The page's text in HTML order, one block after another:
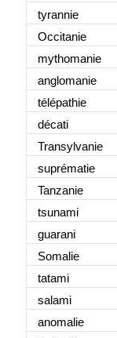
tyrannie
Occitanie
mythomanie
anglomanie
télépathie
décati
Transylvanie
suprématie
Tanzanie
tsunami
guarani
Somalie
tatami
salami
anomalie